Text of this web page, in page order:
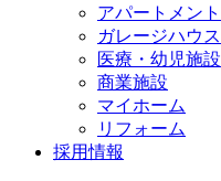
アパートメント
ガレージハウス
医療・幼児施設
商業施設
マイホーム
リフォーム
採用情報